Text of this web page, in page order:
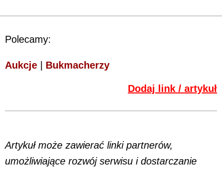
Polecamy:
Aukcje Bukmacherzy
Dodaj link / artykuł
Artykuł może zawierać linki partnerów,
umożliwiające rozwój serwisu i dostarczanie